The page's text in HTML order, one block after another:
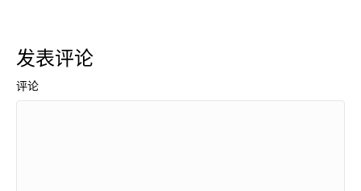
发表评论
评论